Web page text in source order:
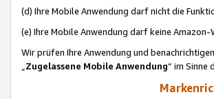
(d) Ihre Mobile Anwendung darf nicht die
(e) Ihre Mobile Anwendung darf keine
Wir prüfen Ihre Anwendung und
„Zugelassene Mobile Anwendung“ im Sinne